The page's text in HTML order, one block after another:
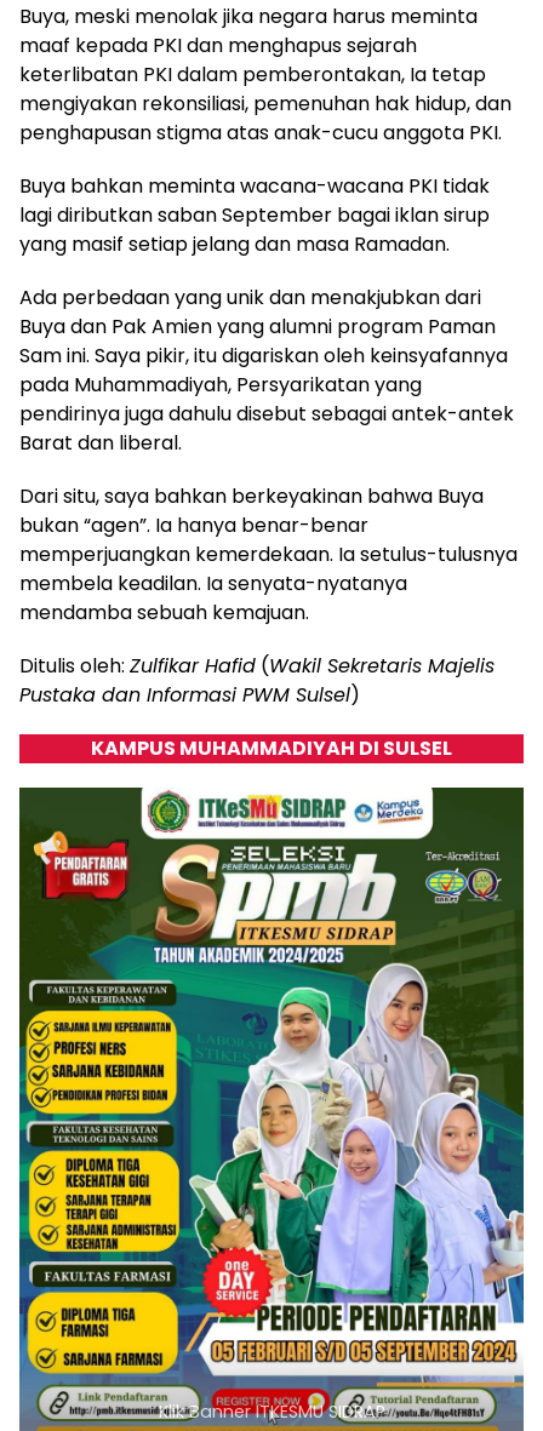
Buya, meski menolak jika negara harus meminta
maaf kepada PKI dan menghapus sejarah
keterlibatan PKI dalam pemberontakan, Ia tetap
mengiyakan rekonsiliasi, pemenuhan hak hidup, dan
penghapusan stigma atas anak-cucu anggota PKI.
Buya bahkan meminta wacana-wacana PKI tidak
lagi diributkan saban September bagai iklan sirup
yang masif setiap jelang dan masa Ramadan.
Ada perbedaan yang unik dan menakjubkan dari
Buya dan Pak Amien yang alumni program Paman
Sam ini. Saya pikir, itu digariskan oleh keinsyafannya
pada Muhammadiyah, Persyarikatan yang
pendirinya juga dahulu disebut sebagai antek-antek
Barat dan liberal.
Dari situ, saya bahkan berkeyakinan bahwa Buya
bukan “agen”. Ia hanya benar-benar
memperjuangkan kemerdekaan. Ia setulus-tulusnya
membela keadilan. Ia senyata-nyatanya
mendamba sebuah kemajuan.
Ditulis oleh: Zulfikar Hafid (Wakil Sekretaris Majelis
Pustaka dan Informasi PWM Sulsel)
KAMPUS MUHAMMADIYAH DI SULSEL